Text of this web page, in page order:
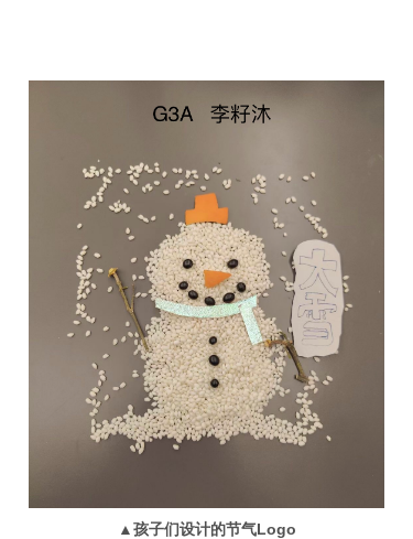
▲孩子们设计的节气Logo